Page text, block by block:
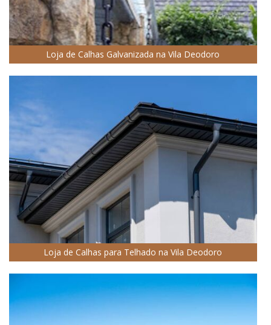
Loja de Calhas Galvanizada na Vila Deodoro
Loja de Calhas para Telhado na Vila Deodoro